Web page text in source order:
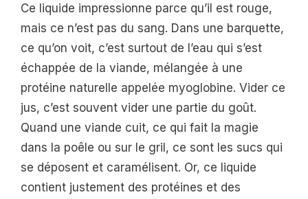
Ce liquide impressionne parce qu’il est rouge,
mais ce n’est pas du sang. Dans une barquette,
ce qu’on voit, c’est surtout de l’eau qui s’est
échappée de la viande, mélangée à une
protéine naturelle appelée myoglobine. Vider ce
jus, c’est souvent vider une partie du goût.
Quand une viande cuit, ce qui fait la magie
dans la poêle ou sur le gril, ce sont les sucs qui
se déposent et caramélisent. Or, ce liquide
contient justement des protéines et des